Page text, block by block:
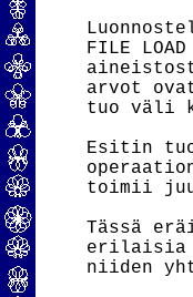
FILE
arvot
tuo väli
Esitin
toimii
Tässä
erilaisia
niiden